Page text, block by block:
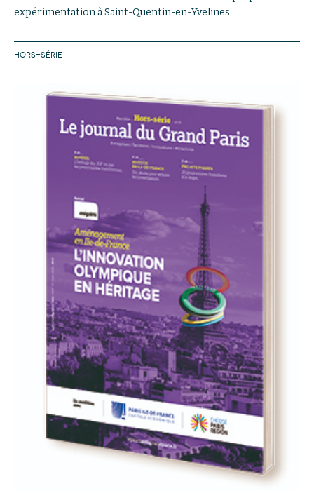
expérimentation à Saint-Quentin-en-Yvelines
HORS-SÉRIE